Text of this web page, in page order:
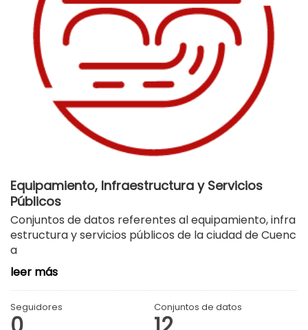
Equipamiento, Infraestructura y Servicios
Públicos
Conjuntos de datos referentes al equipamiento, infra
estructura y servicios públicos de la ciudad de Cuenc
a
leer más
Seguidores Conjuntos de datos